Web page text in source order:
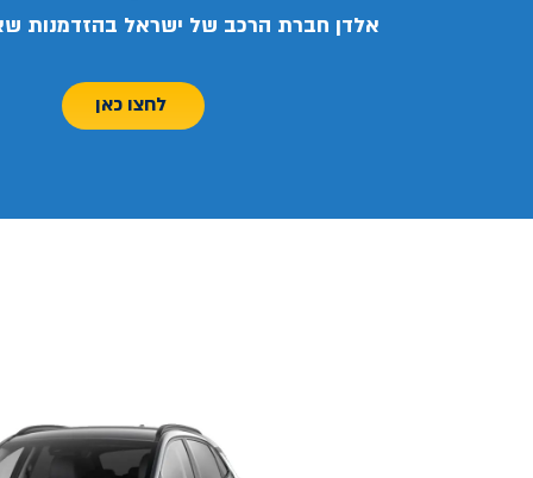
אלדן חברת הרכב של ישראל בהזדמנות
לחצו כאן